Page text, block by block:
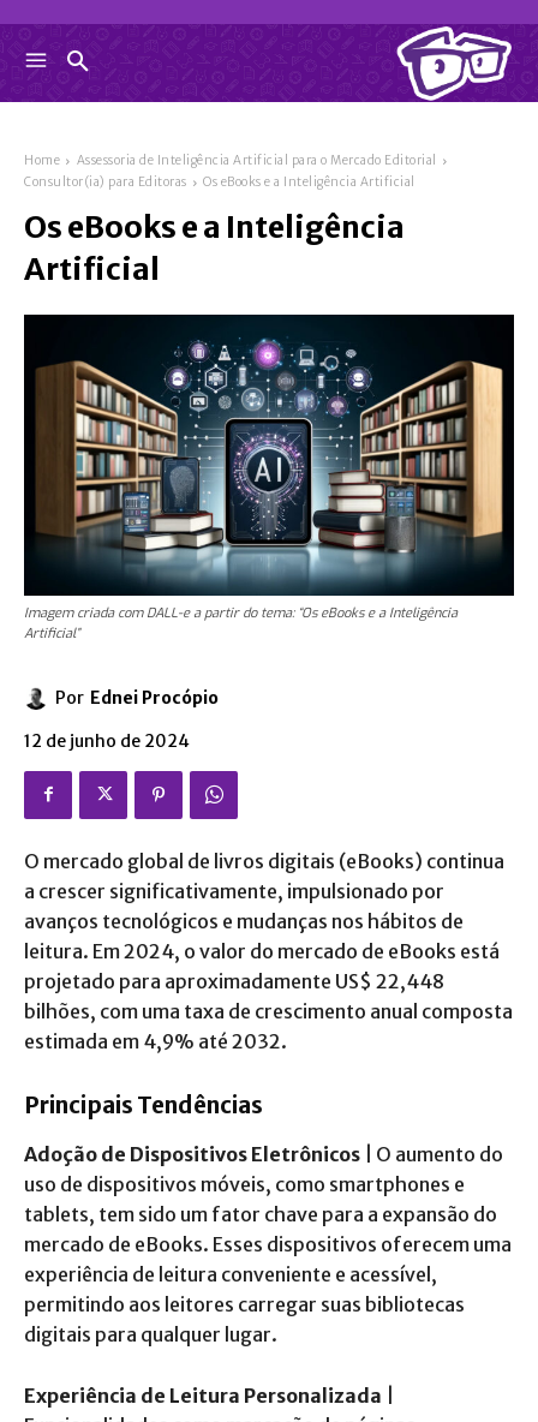
Home
Assessoria de Inteligência Artificial para o Mercado Editorial
Consultor(ia) para Editoras
Os eBooks e a Inteligência Artificial
Os eBooks e a Inteligência
Artificial
Imagem criada com DALL-e a partir do tema: “Os eBooks e a Inteligência
Artificial”
Por Ednei Procópio
12 de junho de 2024
O mercado global de livros digitais (eBooks) continua
a crescer significativamente, impulsionado por
avanços tecnológicos e mudanças nos hábitos de
leitura. Em 2024, o valor do mercado de eBooks está
projetado para aproximadamente US$ 22,448
bilhões, com uma taxa de crescimento anual composta
estimada em 4,9% até 2032.
Principais Tendências
Adoção de Dispositivos Eletrônicos | O aumento do
uso de dispositivos móveis, como smartphones e
tablets, tem sido um fator chave para a expansão do
mercado de eBooks. Esses dispositivos oferecem uma
experiência de leitura conveniente e acessível,
permitindo aos leitores carregar suas bibliotecas
digitais para qualquer lugar.
Experiência de Leitura Personalizada